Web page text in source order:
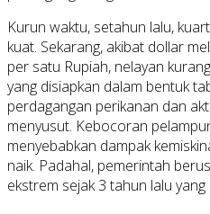
Kurun waktu, setahun lalu,
kuat. Sekarang, akibat dollar
per satu Rupiah, nelayan
yang disiapkan dalam bentuk
perdagangan perikanan dan
menyusut. Kebocoran
menyebabkan dampak
naik. Padahal, pemerintah
ekstrem sejak 3 tahun lalu